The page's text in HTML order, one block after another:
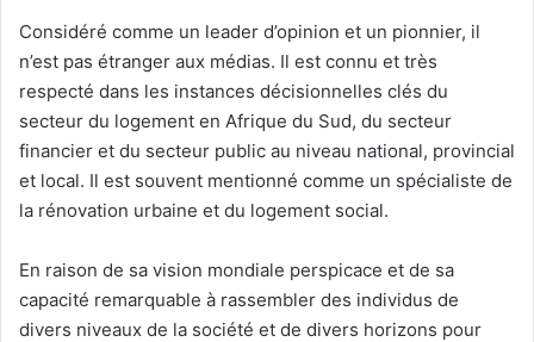
Considéré comme un leader d’opinion et un pionnier, il
n’est pas étranger aux médias. Il est connu et très
respecté dans les instances décisionnelles clés du
secteur du logement en Afrique du Sud, du secteur
financier et du secteur public au niveau national, provincial
et local. Il est souvent mentionné comme un spécialiste de
la rénovation urbaine et du logement social.
En raison de sa vision mondiale perspicace et de sa
capacité remarquable à rassembler des individus de
divers niveaux de la société et de divers horizons pour